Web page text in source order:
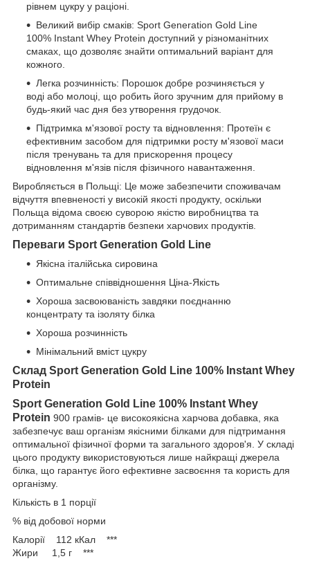
рівнем цукру у раціоні.
Великий вибір смаків: Sport Generation Gold Line
100% Instant Whey Protein доступний у різноманітних
смаках, що дозволяє знайти оптимальний варіант для
кожного.
Легка розчинність: Порошок добре розчиняється у
воді або молоці, що робить його зручним для прийому в
будь-який час дня без утворення грудочок.
Підтримка м'язової росту та відновлення: Протеїн є
ефективним засобом для підтримки росту м'язової маси
після тренувань та для прискорення процесу
відновлення м'язів після фізичного навантаження.
Виробляється в Польщі: Це може забезпечити споживачам
відчуття впевненості у високій якості продукту, оскільки
Польща відома своєю суворою якістю виробництва та
дотриманням стандартів безпеки харчових продуктів.
Переваги Sport Generation Gold Line
Якісна італійська сировина
Оптимальне співвідношення Ціна-Якість
Хороша засвоюваність завдяки поєднанню
концентрату та ізоляту білка
Хороша розчинність
Мінімальний вміст цукру
Склад Sport Generation Gold Line 100% Instant Whey
Protein
Sport Generation Gold Line 100% Instant Whey
Protein 900 грамів- це високоякісна харчова добавка, яка
забезпечує ваш організм якісними білками для підтримання
оптимальної фізичної форми та загального здоров'я. У складі
цього продукту використовуються лише найкращі джерела
білка, що гарантує його ефективне засвоєння та користь для
організму.
Кількість в 1 порції
% від добової норми
Калорії 112 кКал ***
Жири 1,5 г ***